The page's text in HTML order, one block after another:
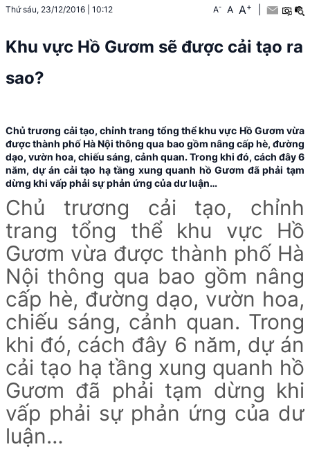
Thứ sáu, 23/12/2016 10:12 A- A A+
Khu vực Hồ Gươm sẽ được cải tạo ra
sao?
Chủ trương cải tạo, chỉnh trang tổng thể khu vực Hồ Gươm vừa
được thành phố Hà Nội thông qua bao gồm nâng cấp hè, đường
dạo, vườn hoa, chiếu sáng, cảnh quan. Trong khi đó, cách đây 6
năm, dự án cải tạo hạ tầng xung quanh hồ Gươm đã phải tạm
dừng khi vấp phải sự phản ứng của dư luận…
Chủ trương cải tạo, chỉnh
trang tổng thể khu vực Hồ
Gươm vừa được thành phố Hà
Nội thông qua bao gồm nâng
cấp hè, đường dạo, vườn hoa,
chiếu sáng, cảnh quan. Trong
khi đó, cách đây 6 năm, dự án
cải tạo hạ tầng xung quanh hồ
Gươm đã phải tạm dừng khi
vấp phải sự phản ứng của dư
luận…